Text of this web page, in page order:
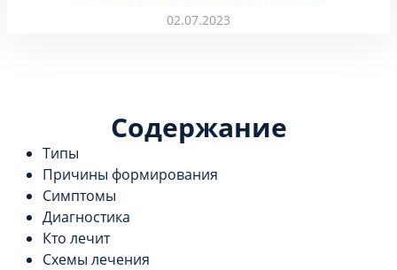
02.07.2023
Содержание
Типы
Причины формирования
Симптомы
Диагностика
Кто лечит
Схемы лечения